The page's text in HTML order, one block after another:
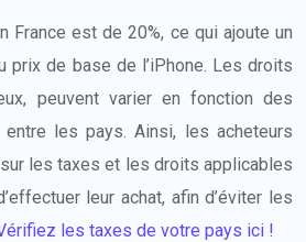
France est de 20%, ce qui ajoute un
prix de base de l’iPhone. Les droits
peuvent varier en fonction des
entre les pays. Ainsi, les acheteurs
les taxes et les droits applicables
leur achat, afin d’éviter les
les taxes de votre pays ici !